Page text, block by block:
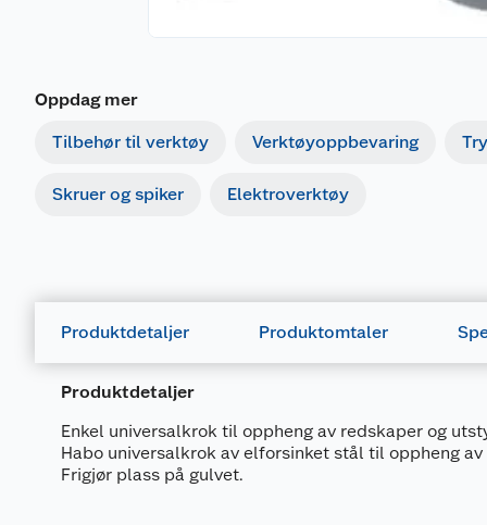
Oppdag mer
Tilbehør til verktøy Verktøyoppbevaring
Skruer og spiker Elektroverktøy
Produktdetaljer Produktomtaler
Produktdetaljer
Enkel universalkrok til oppheng av redskaper og
Habo universalkrok av elforsinket stål til oppheng
Frigjør plass på gulvet.